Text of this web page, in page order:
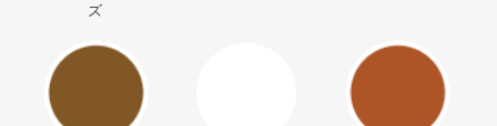
ズ